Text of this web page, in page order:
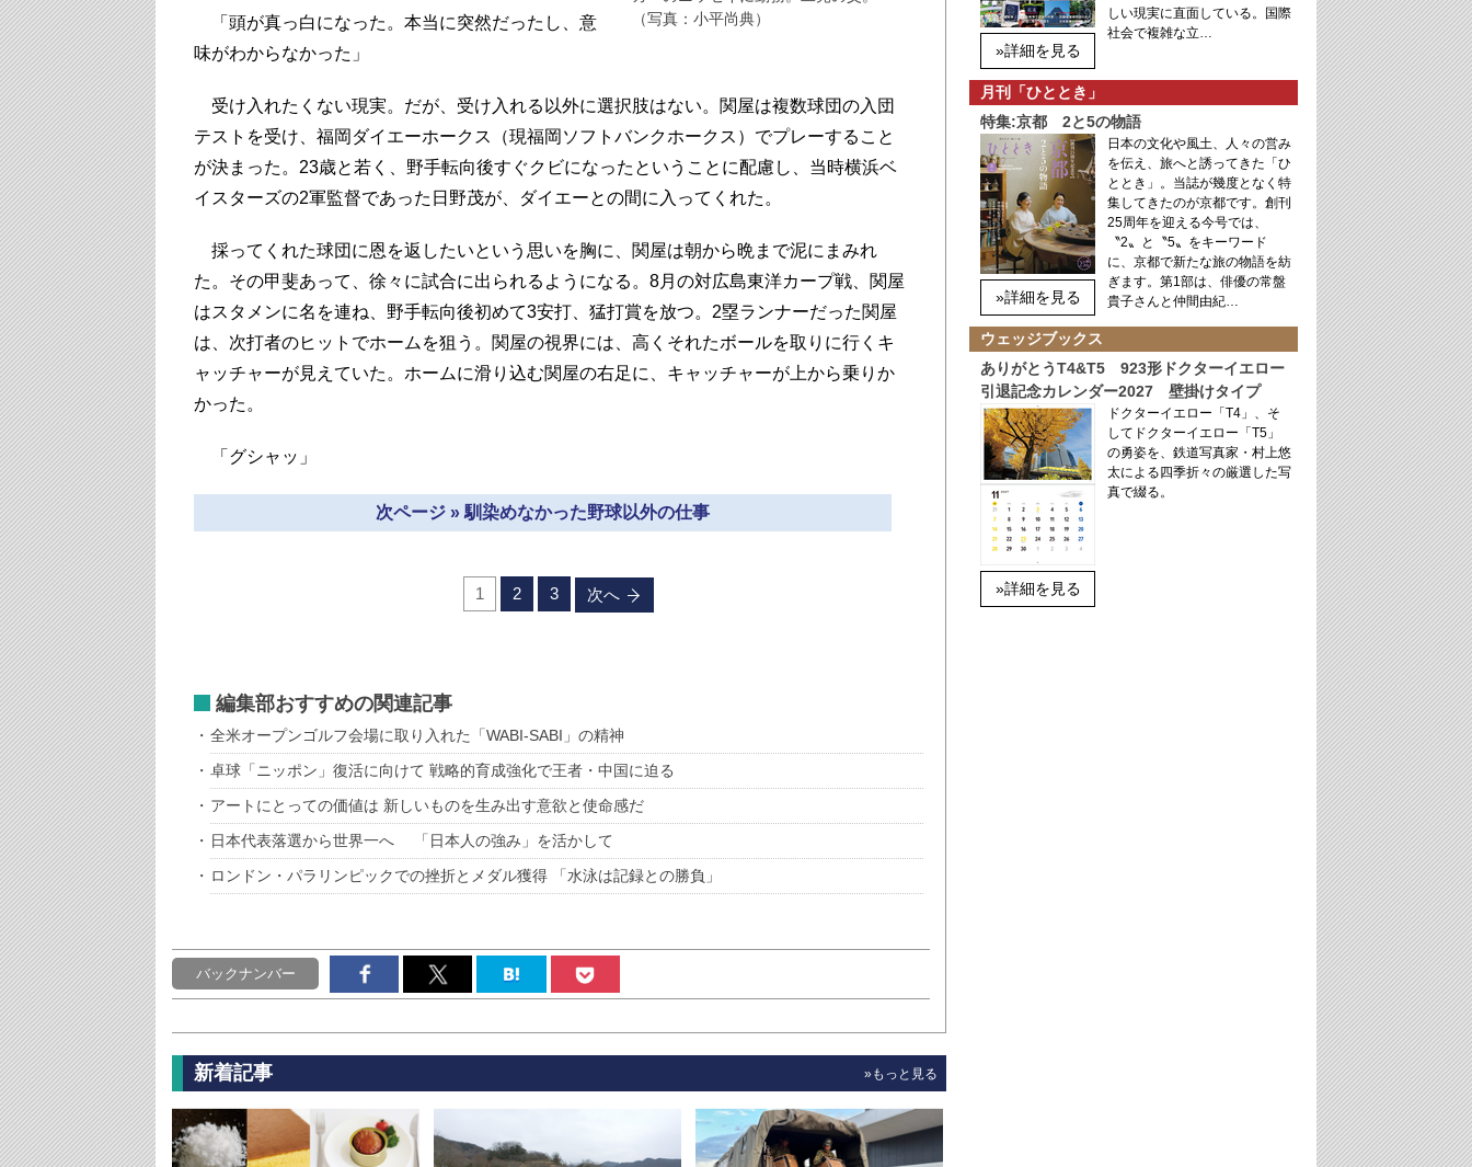
（写真：小平尚典）
「頭が真っ白になった。本当に突然だったし、意
味がわからなかった」
受け入れたくない現実。だが、受け入れる以外に選択肢はない。関屋は複数球団の入団
テストを受け、福岡ダイエーホークス（現福岡ソフトバンクホークス）でプレーすること
が決まった。23歳と若く、野手転向後すぐクビになったということに配慮し、当時横浜ベ
イスターズの2軍監督であった日野茂が、ダイエーとの間に入ってくれた。
採ってくれた球団に恩を返したいという思いを胸に、関屋は朝から晩まで泥にまみれ
た。その甲斐あって、徐々に試合に出られるようになる。8月の対広島東洋カープ戦、関屋
はスタメンに名を連ね、野手転向後初めて3安打、猛打賞を放つ。2塁ランナーだった関屋
は、次打者のヒットでホームを狙う。関屋の視界には、高くそれたボールを取りに行くキ
ャッチャーが見えていた。ホームに滑り込む関屋の右足に、キャッチャーが上から乗りか
かった。
「グシャッ」
次ページ » 馴染めなかった野球以外の仕事
1 2 3 次へ
編集部おすすめの関連記事
全米オープンゴルフ会場に取り入れた「WABI-SABI」の精神
卓球「ニッポン」復活に向けて 戦略的育成強化で王者・中国に迫る
アートにとっての価値は 新しいものを生み出す意欲と使命感だ
日本代表落選から世界一へ 「日本人の強み」を活かして
ロンドン・パラリンピックでの挫折とメダル獲得 「水泳は記録との勝負」
バックナンバー
新着記事 »もっと見る
»詳細を見る
しい現実に直面している。国際
社会で複雑な立…
月刊「ひととき」
特集:京都 2と5の物語
»詳細を見る
日本の文化や風土、人々の営み
を伝え、旅へと誘ってきた「ひ
ととき」。当誌が幾度となく特
集してきたのが京都です。創刊
25周年を迎える今号では、
〝2〟と〝5〟をキーワード
に、京都で新たな旅の物語を紡
ぎます。第1部は、俳優の常盤
貴子さんと仲間由紀…
ウェッジブックス
ありがとうT4&T5 923形ドクターイエロー
引退記念カレンダー2027 壁掛けタイプ
»詳細を見る
ドクターイエロー「T4」、そ
してドクターイエロー「T5」
の勇姿を、鉄道写真家・村上悠
太による四季折々の厳選した写
真で綴る。